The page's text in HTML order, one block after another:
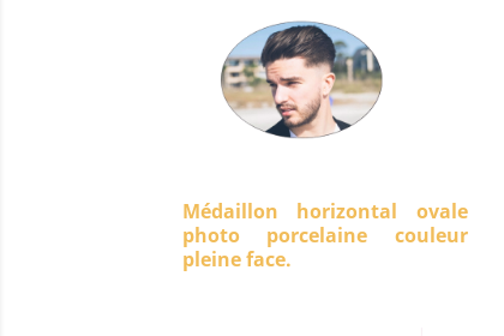
Médaillon horizontal ovale
photo porcelaine couleur
pleine face.